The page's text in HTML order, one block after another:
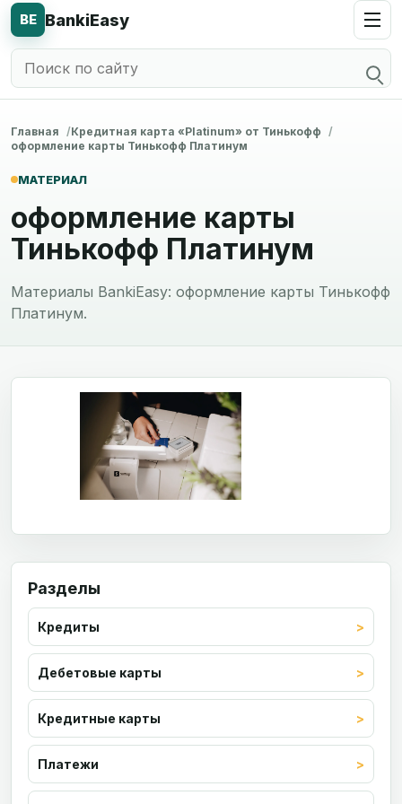
BE BankiEasy
Главная
Кредитная карта «Platinum» от Тинькофф
оформление карты Тинькофф Платинум
МАТЕРИАЛ
оформление карты
Тинькофф Платинум
Материалы BankiEasy: оформление карты Тинькофф
Платинум.
Разделы
Кредиты
Дебетовые карты
Кредитные карты
Платежи